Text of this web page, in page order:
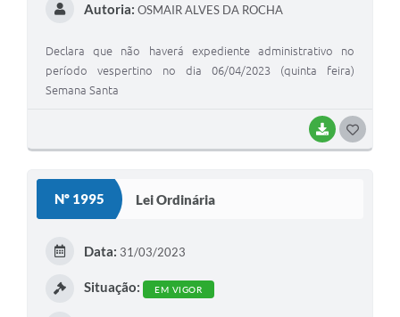
BAIXAR
Autoria: OSMAIR ALVES DA ROCHA
Declara que não haverá expediente administrativo no
período vespertino no dia 06/04/2023 (quinta feira)
Semana Santa
Nº 1995 Lei Ordinária
Data: 31/03/2023
Situação: EM VIGOR